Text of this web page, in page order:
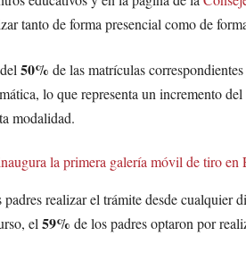
tanto de forma presencial como de
50% de las matrículas
lo que representa un incremento del
modalidad.
la primera galería móvil de tiro en
padres realizar el trámite desde
el59% de los padres optaron por